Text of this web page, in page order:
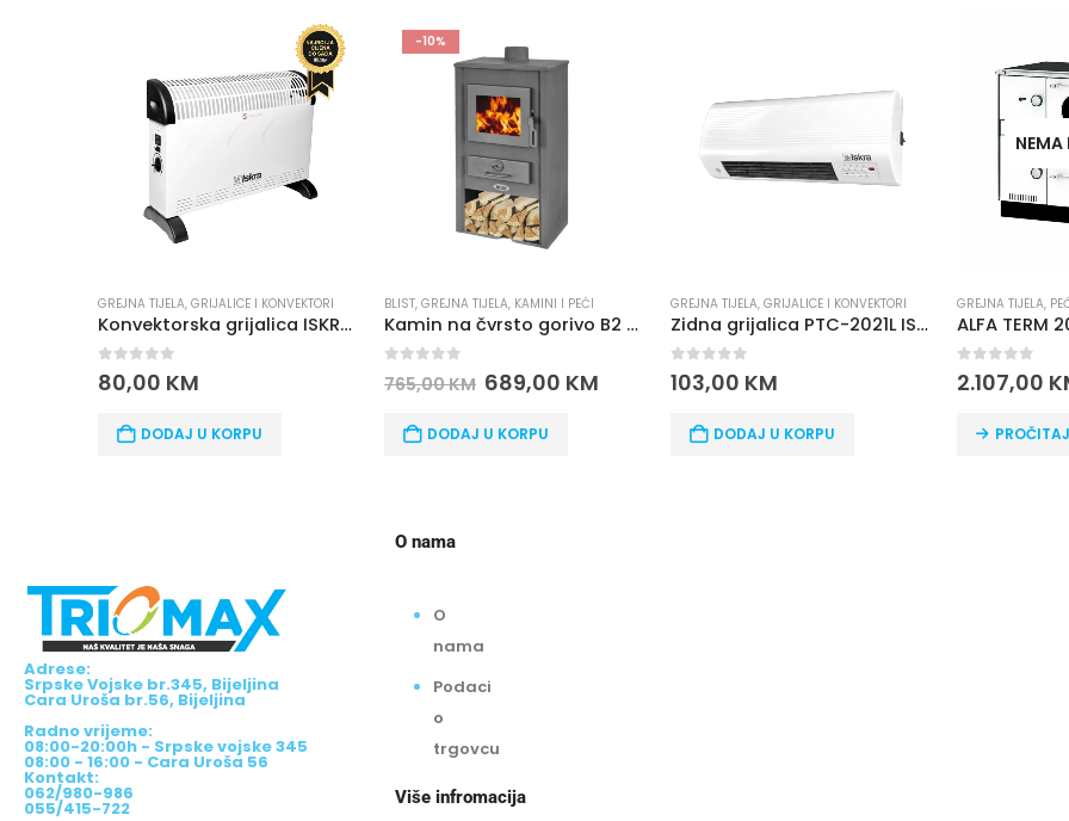
GREJNA TIJELA,GRIJALICE I KONVEKTORI
Konvektorska grijalica ISKRA DL01S TURBO
out of 5
80,00KM
DODAJ U KORPU
-10%
BLIST,GREJNA TIJELA,KAMINI I PEĆI
Kamin na čvrsto gorivo B2 ETAŽNI BLIST
765,00KM 689,00KM
DODAJ U KORPU
GREJNA TIJELA,GRIJALICE I KONVEKTORI
Zidna grijalica PTC-2021L ISKRA
out of 5
103,00KM
DODAJ U KORPU
NEMA
GREJNA TIJELA,PEĆI
out of 5
2.107,00KM
PROČITAJ
Adrese:
Srpske Vojske br.345, Bijeljina
Cara Uroša br.56, Bijeljina
Radno vrijeme:
08:00-20:00h - Srpske vojske 345
08:00 - 16:00 - Cara Uroša 56
Kontakt:
062/980-986
055/415-722
O nama
O
nama
Podaci
o
trgovcu
Više infromacija